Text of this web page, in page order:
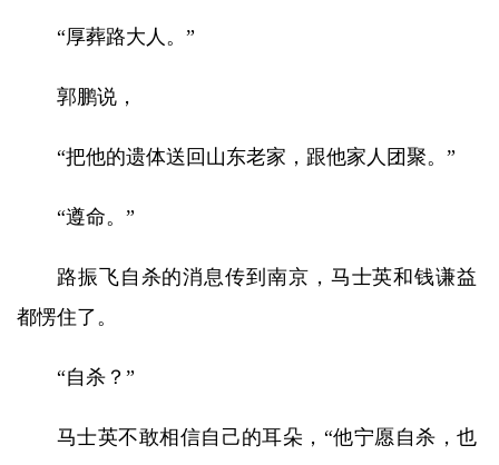
“厚葬路大人。”
郭鹏说，
“把他的遗体送回山东老家，跟他家人团聚。”
“遵命。”
路振飞自杀的消息传到南京，马士英和钱谦益
都愣住了。
“自杀？”
马士英不敢相信自己的耳朵，“他宁愿自杀，也